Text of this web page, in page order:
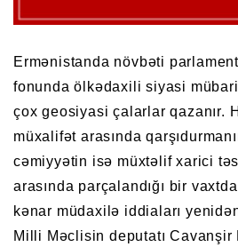
Ermənistanda növbəti
fonunda ölkədaxili siyasi
çox geosiyasi çalarlar qazanır.
müxalifət arasında
cəmiyyətin isə müxtəlif xarici
arasında parçalandığı bir
kənar müdaxilə iddiaları
Milli Məclisin deputatı Cavanşir